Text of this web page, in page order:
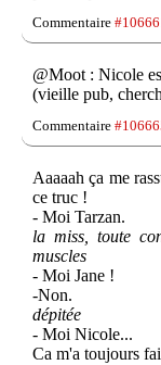
Commentaire
@Moot : Nicole
(vieille pub,
Commentaire
Aaaaah ça me
ce truc !
- Moi Tarzan.
la miss, toute
muscles
- Moi Jane !
-Non.
dépitée
- Moi Nicole...
Ca m'a toujours